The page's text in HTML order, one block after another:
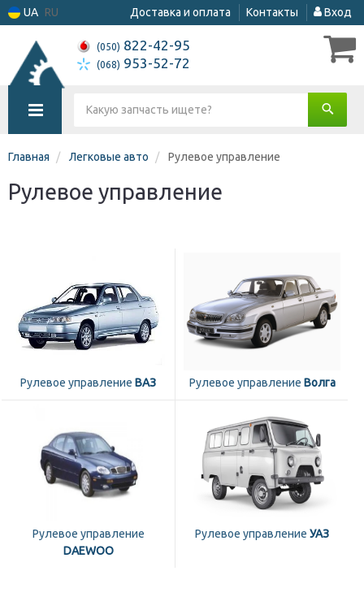
UA RU Доставка и оплата Контакты Вход
(050) 822-42-95
(068) 953-52-72
Главная Легковые авто Рулевое управление
Рулевое управление
Рулевое управление ВАЗ Рулевое управление Волга
Рулевое управление
DAEWOO
Рулевое управление УАЗ